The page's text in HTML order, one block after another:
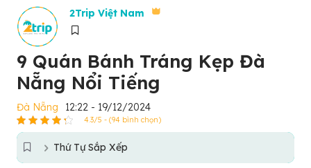
2Trip Việt Nam
9 Quán Bánh Tráng Kẹp Đà
Nẵng Nổi Tiếng
Đà Nẵng 12:22 - 19/12/2024
4.3/5 - (94 bình chọn)
Thứ Tự Sắp Xếp